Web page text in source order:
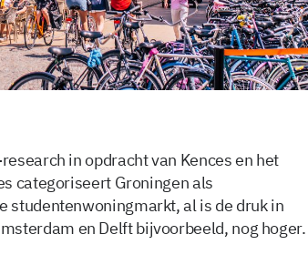
in opdracht van Kences en het
categoriseert Groningen als
studentenwoningmarkt, al is de druk in
en Delft bijvoorbeeld, nog hoger.